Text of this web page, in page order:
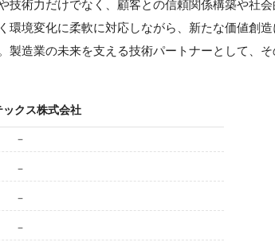
技術力だけでなく、顧客との信頼関係構築や社
環境変化に柔軟に対応しながら、新たな価値創
製造業の未来を支える技術パートナーとして、
ックス株式会社
－
－
－
－